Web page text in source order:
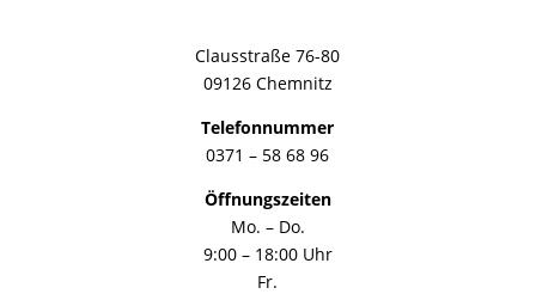
Clausstraße 76-80
09126 Chemnitz
Telefonnummer
0371 – 58 68 96
Öffnungszeiten
Mo. – Do.
9:00 – 18:00 Uhr
Fr.